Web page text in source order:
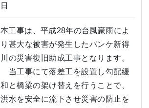
日
本工事は、平成28年の台風豪雨によ
り甚大な被害が発生したパンケ新得
川の災害復旧助成工事となります。
当工事にて落差工を設置し勾配緩
和と橋梁の架け替えを行うことで、
洪水を安全に流下させ災害の防止を